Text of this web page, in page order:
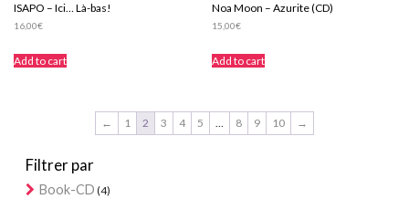
ISAPO – Ici… Là-bas!
16,00€
Add to cart
Noa Moon – Azurite (CD)
15,00€
Add to cart
← 1 2 3 4 5 … 8 9 10 →
Filtrer par
Book-CD (4)